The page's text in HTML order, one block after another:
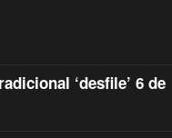
‘desfile’ 6 de